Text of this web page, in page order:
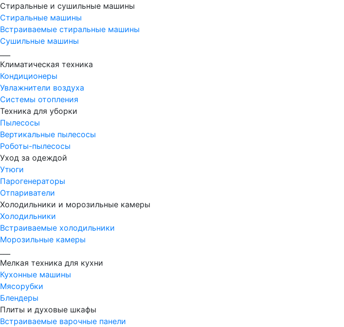
Стиральные и сушильные машины
Стиральные машины
Встраиваемые стиральные машины
Сушильные машины
Климатическая техника
Кондиционеры
Увлажнители воздуха
Системы отопления
Техника для уборки
Пылесосы
Вертикальные пылесосы
Роботы-пылесосы
Уход за одеждой
Утюги
Парогенераторы
Отпариватели
Холодильники и морозильные камеры
Холодильники
Встраиваемые холодильники
Морозильные камеры
Мелкая техника для кухни
Кухонные машины
Мясорубки
Блендеры
Плиты и духовые шкафы
Встраиваемые варочные панели